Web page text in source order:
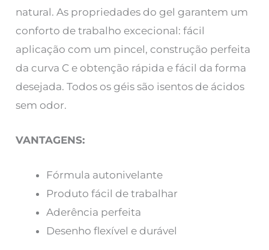
natural. As propriedades do gel garantem um
conforto de trabalho excecional: fácil
aplicação com um pincel, construção perfeita
da curva C e obtenção rápida e fácil da forma
desejada. Todos os géis são isentos de ácidos
sem odor.
VANTAGENS:
Fórmula autonivelante
Produto fácil de trabalhar
Aderência perfeita
Desenho flexível e durável